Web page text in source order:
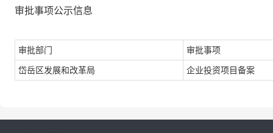
审批事项公示信息
审批部门 审批事项
岱岳区发展和改革局 企业投资项目备案